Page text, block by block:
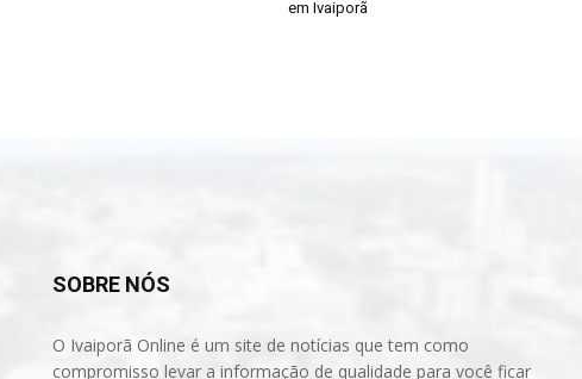
em Ivaiporã
SOBRE NÓS
O Ivaiporã Online é um site de notícias que tem como
compromisso levar a informação de qualidade para você ficar